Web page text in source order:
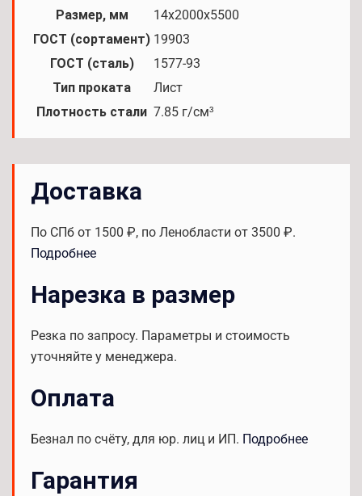
Размер, мм
14х2000х5500
ГОСТ (сортамент) 19903
ГОСТ (сталь)
1577-93
Тип проката
Лист
Плотность стали 7.85 г/см³
Доставка
По СПб от 1500 ₽, по Ленобласти от 3500 ₽.
Подробнее
Нарезка в размер
Резка по запросу. Параметры и стоимость
уточняйте у менеджера.
Оплата
Безнал по счёту, для юр. лиц и ИП. Подробнее
Гарантия